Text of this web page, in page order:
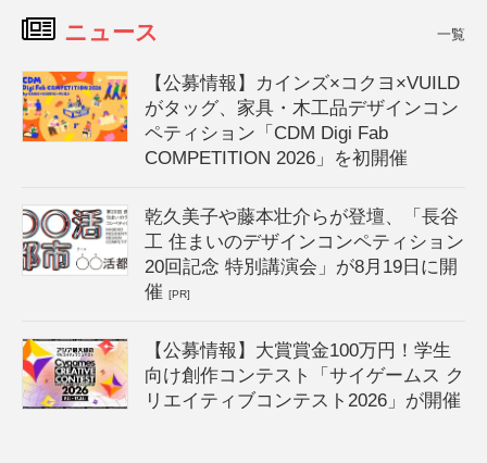
ニュース 一覧
【公募情報】カインズ×コクヨ×VUILD
がタッグ、家具・木工品デザインコン
ペティション「CDM Digi Fab
COMPETITION 2026」を初開催
乾久美子や藤本壮介らが登壇、「長谷
工 住まいのデザインコンペティション
20回記念 特別講演会」が8月19日に開
催[PR]
【公募情報】大賞賞金100万円！学生
向け創作コンテスト「サイゲームス ク
リエイティブコンテスト2026」が開催